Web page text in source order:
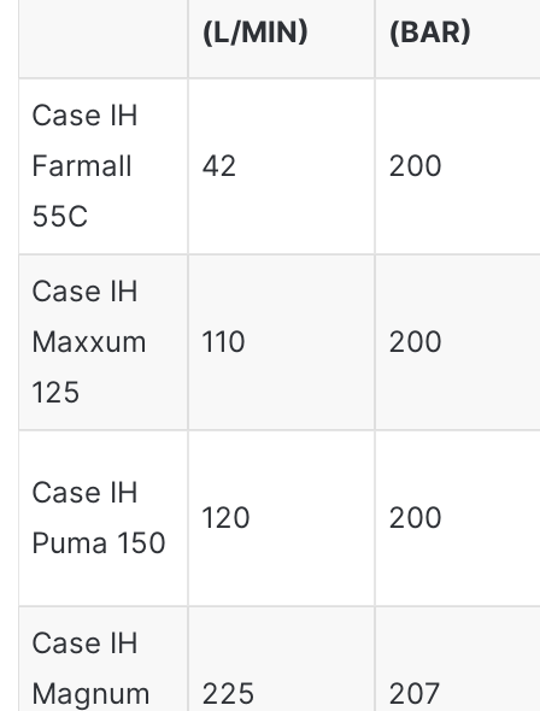
(L/MIN)
(BAR)
Case IH
Farmall
55C
42 200
Case IH
Maxxum
125
110 200
Case IH
Puma 150
120 200
Case IH
Magnum
225 207